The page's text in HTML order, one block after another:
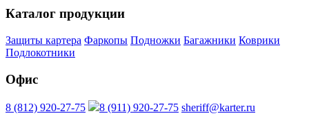
Каталог продукции
Защиты картера Фаркопы Подножки Багажники Коврики
Подлокотники
Офис
8 (812) 920-27-75 8 (911) 920-27-75 sheriff@karter.ru